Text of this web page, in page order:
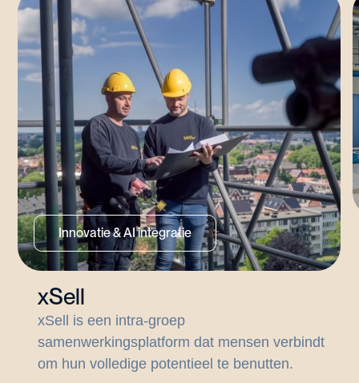
Innovatie & AI integratie
xSell
xSell is een intra-groep
samenwerkingsplatform dat mensen verbindt
om hun volledige potentieel te benutten.